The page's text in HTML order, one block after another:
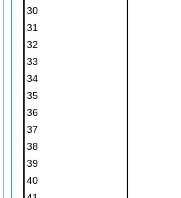
30
31
32
33
34
35
36
37
38
39
40